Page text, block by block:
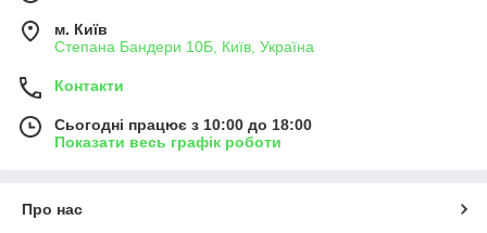
м. Київ
Степана Бандери 10Б, Київ, Україна
Контакти
Сьогодні працює з 10:00 до 18:00
Показати весь графік роботи
Про нас